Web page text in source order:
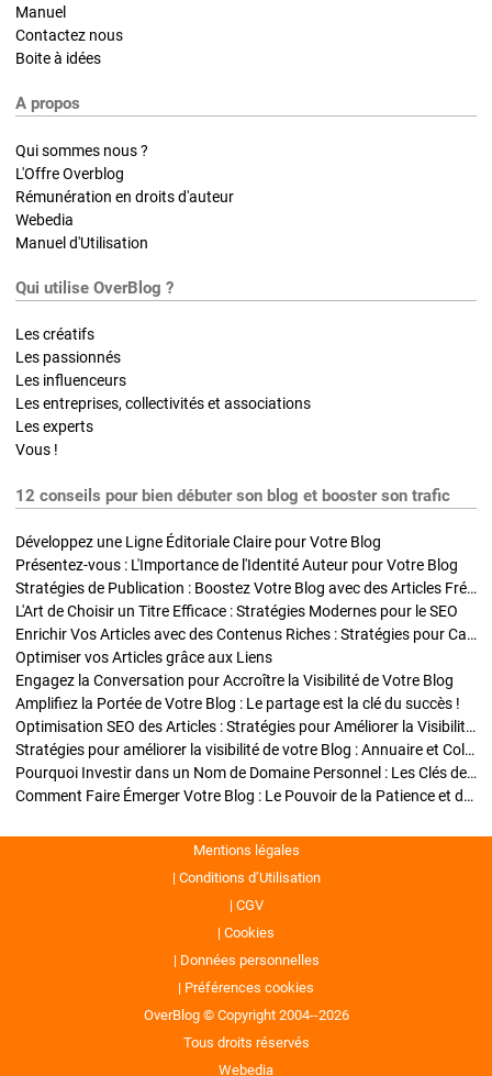
Manuel
Contactez nous
Boite à idées
A propos
Qui sommes nous ?
L'Offre Overblog
Rémunération en droits d'auteur
Webedia
Manuel d'Utilisation
Qui utilise OverBlog ?
Les créatifs
Les passionnés
Les influenceurs
Les entreprises, collectivités et associations
Les experts
Vous !
12 conseils pour bien débuter son blog et booster son trafic
Développez une Ligne Éditoriale Claire pour Votre Blog
Présentez-vous : L'Importance de l'Identité Auteur pour Votre Blog
Stratégies de Publication : Boostez Votre Blog avec des Articles Fréquents et Exclusifs
L'Art de Choisir un Titre Efficace : Stratégies Modernes pour le SEO
Enrichir Vos Articles avec des Contenus Riches : Stratégies pour Captiver et Optimiser
Optimiser vos Articles grâce aux Liens
Engagez la Conversation pour Accroître la Visibilité de Votre Blog
Amplifiez la Portée de Votre Blog : Le partage est la clé du succès !
Optimisation SEO des Articles : Stratégies pour Améliorer la Visibilité de Votre Blog
Stratégies pour améliorer la visibilité de votre Blog : Annuaire et Collaborations
Pourquoi Investir dans un Nom de Domaine Personnel : Les Clés de la Réussite de Votre Blog
Comment Faire Émerger Votre Blog : Le Pouvoir de la Patience et de la Persévérance
Mentions légales
Conditions d’Utilisation
CGV
Cookies
Données personnelles
Préférences cookies
OverBlog © Copyright 2004--2026
Tous droits réservés
Webedia